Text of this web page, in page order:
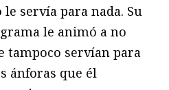
servía para nada. Su
le animó a no
tampoco servían para
ánforas que él